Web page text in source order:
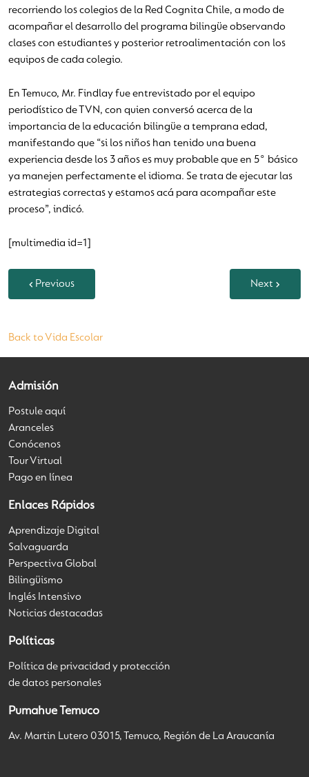
recorriendo los colegios de la Red Cognita Chile, a modo de
acompañar el desarrollo del programa bilingüe observando
clases con estudiantes y posterior retroalimentación con los
equipos de cada colegio.
En Temuco, Mr. Findlay fue entrevistado por el equipo
periodístico de TVN, con quien conversó acerca de la
importancia de la educación bilingüe a temprana edad,
manifestando que “si los niños han tenido una buena
experiencia desde los 3 años es muy probable que en 5° básico
ya manejen perfectamente el idioma. Se trata de ejecutar las
estrategias correctas y estamos acá para acompañar este
proceso”, indicó.
[multimedia id=1]
Previous Next
Back to Vida Escolar
Admisión
Postule aquí
Aranceles
Conócenos
Tour Virtual
Pago en línea
Enlaces Rápidos
Aprendizaje Digital
Salvaguarda
Perspectiva Global
Bilingüismo
Inglés Intensivo
Noticias destacadas
Políticas
Política de privacidad y protección
de datos personales
Pumahue Temuco
Av. Martin Lutero 03015, Temuco, Región de La Araucanía